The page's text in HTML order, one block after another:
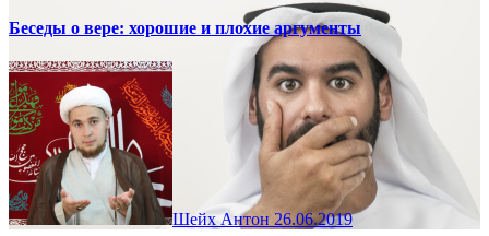
Беседы о вере: хорошие и плохие аргументы
Шейх Антон 26.06.2019